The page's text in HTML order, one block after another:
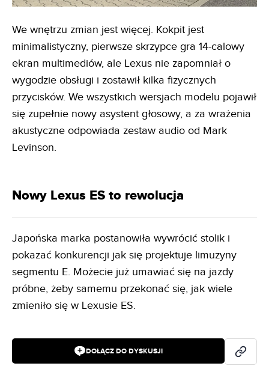
We wnętrzu zmian jest więcej. Kokpit jest
minimalistyczny, pierwsze skrzypce gra 14-calowy
ekran multimediów, ale Lexus nie zapomniał o
wygodzie obsługi i zostawił kilka fizycznych
przycisków. We wszystkich wersjach modelu pojawił
się zupełnie nowy asystent głosowy, a za wrażenia
akustyczne odpowiada zestaw audio od Mark
Levinson.
Nowy Lexus ES to rewolucja
Japońska marka postanowiła wywrócić stolik i
pokazać konkurencji jak się projektuje limuzyny
segmentu E. Możecie już umawiać się na jazdy
próbne, żeby samemu przekonać się, jak wiele
zmieniło się w Lexusie ES.
DOŁĄCZ DO DYSKUSJI